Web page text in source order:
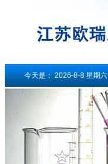
今天是：2026-8-8 星期六